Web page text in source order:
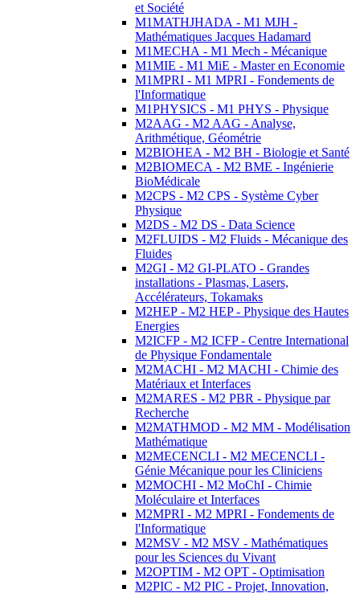
et Société
M1MATHJHADA - M1 MJH -
Mathématiques Jacques Hadamard
M1MECHA - M1 Mech - Mécanique
M1MIE - M1 MiE - Master en Economie
M1MPRI - M1 MPRI - Fondements de
l'Informatique
M1PHYSICS - M1 PHYS - Physique
M2AAG - M2 AAG - Analyse,
Arithmétique, Géométrie
M2BIOHEA - M2 BH - Biologie et Santé
M2BIOMECA - M2 BME - Ingénierie
BioMédicale
M2CPS - M2 CPS - Système Cyber
Physique
M2DS - M2 DS - Data Science
M2FLUIDS - M2 Fluids - Mécanique des
Fluides
M2GI - M2 GI-PLATO - Grandes
installations - Plasmas, Lasers,
Accélérateurs, Tokamaks
M2HEP - M2 HEP - Physique des Hautes
Energies
M2ICFP - M2 ICFP - Centre International
de Physique Fondamentale
M2MACHI - M2 MACHI - Chimie des
Matériaux et Interfaces
M2MARES - M2 PBR - Physique par
Recherche
M2MATHMOD - M2 MM - Modélisation
Mathématique
M2MECENCLI - M2 MECENCLI -
Génie Mécanique pour les Cliniciens
M2MOCHI - M2 MoChI - Chimie
Moléculaire et Interfaces
M2MPRI - M2 MPRI - Fondements de
l'Informatique
M2MSV - M2 MSV - Mathématiques
pour les Sciences du Vivant
M2OPTIM - M2 OPT - Optimisation
M2PIC - M2 PIC - Projet, Innovation,